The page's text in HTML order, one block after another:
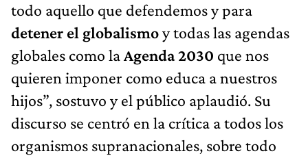
todo aquello que defendemos y para
detener el globalismoy todas las agendas
globales como laAgenda 2030 que nos
quieren imponer como educa a nuestros
hijos”, sostuvo y el público aplaudió. Su
discurso se centró en la crítica a todos los
organismos supranacionales, sobre todo